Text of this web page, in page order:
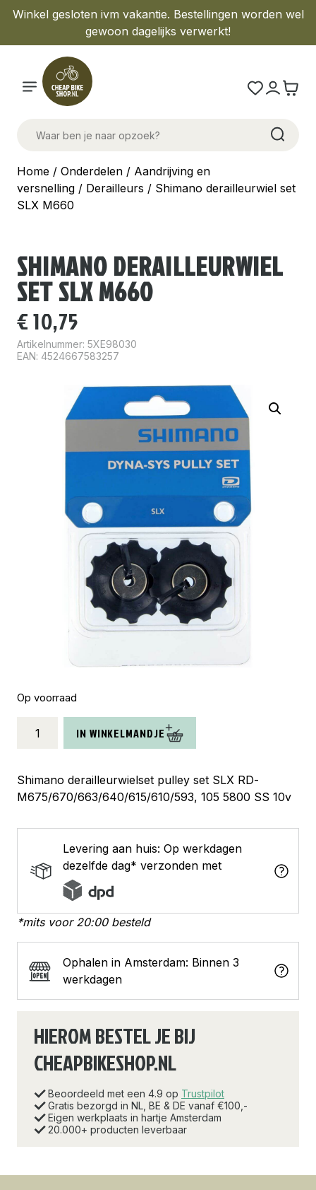
Winkel gesloten ivm vakantie. Bestellingen worden wel
gewoon dagelijks verwerkt!
Home / Onderdelen / Aandrijving en
versnelling / Derailleurs / Shimano derailleurwiel set
SLX M660
SHIMANO DERAILLEURWIEL
SET SLX M660
€10,75
Artikelnummer: 5XE98030
EAN: 4524667583257
Op voorraad
derailleurwiel
SLX
M660
IN WINKELMANDJE
Shimano derailleurwielset pulley set SLX RD-
M675/670/663/640/615/610/593, 105 5800 SS 10v
Levering aan huis: Op werkdagen
dezelfde dag* verzonden met
*mits voor 20:00 besteld
Ophalen in Amsterdam: Binnen 3
werkdagen
HIEROM BESTEL JE BIJ
CHEAPBIKESHOP.NL
Beoordeeld met een 4.9 op Trustpilot
Gratis bezorgd in NL, BE & DE vanaf €100,-
Eigen werkplaats in hartje Amsterdam
20.000+ producten leverbaar